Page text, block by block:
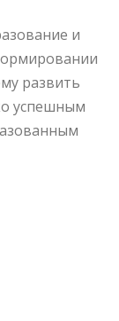
и
развить
успешным